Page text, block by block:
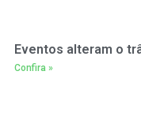
Eventos alteram o
Confira »